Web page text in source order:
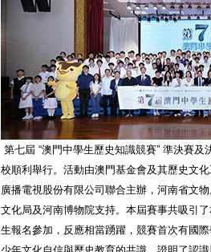
第七屆 “澳門中學生歷史知識競賽” 準決賽
校順利舉行。活動由澳門基金會及其歷史文
廣播電視股份有限公司聯合主辦，河南省文
文化局及河南博物院支持。本屆賽事共吸引
生報名參加，反應相當踴躍，競賽首次有國